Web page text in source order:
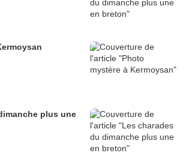
plus une